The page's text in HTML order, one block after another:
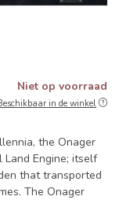
Niet op voorraad
in de winkel
the Onager
Engine; itself
that transported
The Onager